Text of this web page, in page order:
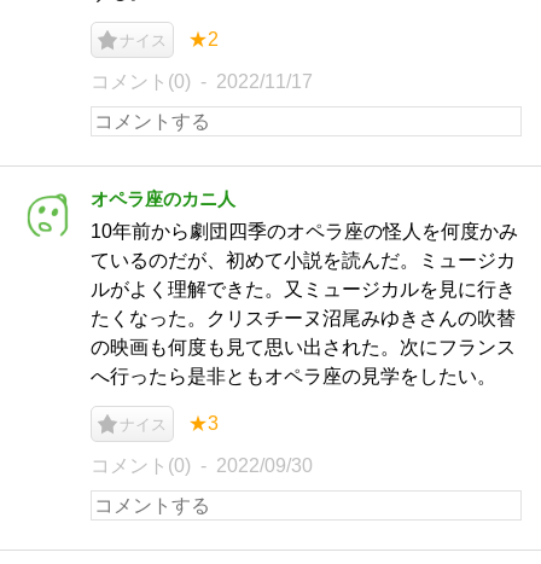
ナイス ★2
コメント(0) 2022/11/17
オペラ座のカニ人
10年前から劇団四季のオペラ座の怪人を何度かみ
ているのだが、初めて小説を読んだ。ミュージカ
ルがよく理解できた。又ミュージカルを見に行き
たくなった。クリスチーヌ沼尾みゆきさんの吹替
の映画も何度も見て思い出された。次にフランス
へ行ったら是非ともオペラ座の見学をしたい。
ナイス ★3
コメント(0) 2022/09/30